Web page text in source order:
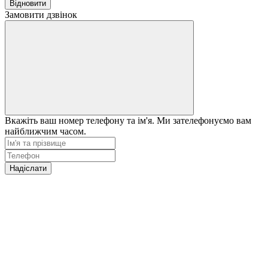
Відновити
Замовити дзвінок
Вкажіть ваш номер телефону та ім'я. Ми зателефонуємо вам
найближчим часом.
Надіслати